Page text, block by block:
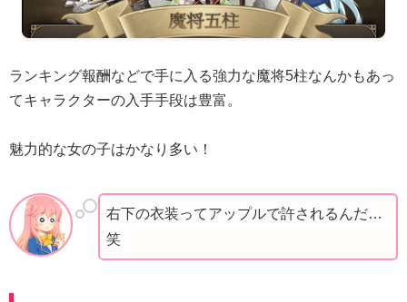
ランキング報酬などで手に入る強力な魔将5柱なんかもあっ
てキャラクターの入手手段は豊富。
魅力的な女の子はかなり多い！
右下の衣装ってアップルで許されるんだ…
笑